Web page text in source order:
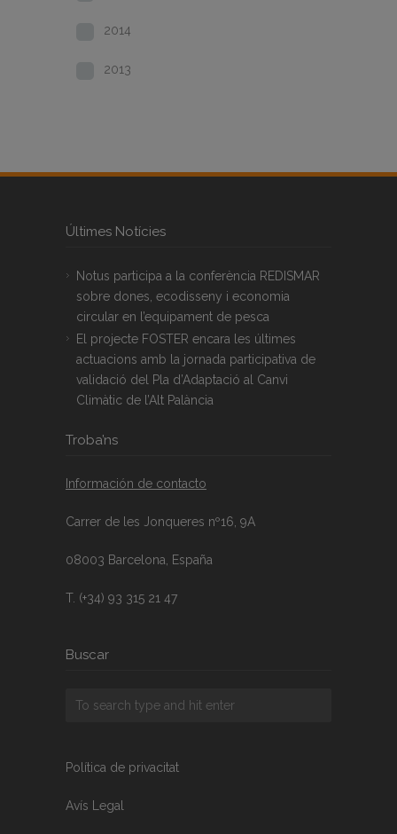
2014
2013
Últimes Notícies
Notus participa a la conferència REDISMAR
sobre dones, ecodisseny i economia
circular en l’equipament de pesca
El projecte FOSTER encara les últimes
actuacions amb la jornada participativa de
validació del Pla d’Adaptació al Canvi
Climàtic de l’Alt Palància
Troba’ns
Información de contacto
Carrer de les Jonqueres nº16, 9A
08003 Barcelona, España
T. (+34) 93 315 21 47
Buscar
Política de privacitat
Avís Legal